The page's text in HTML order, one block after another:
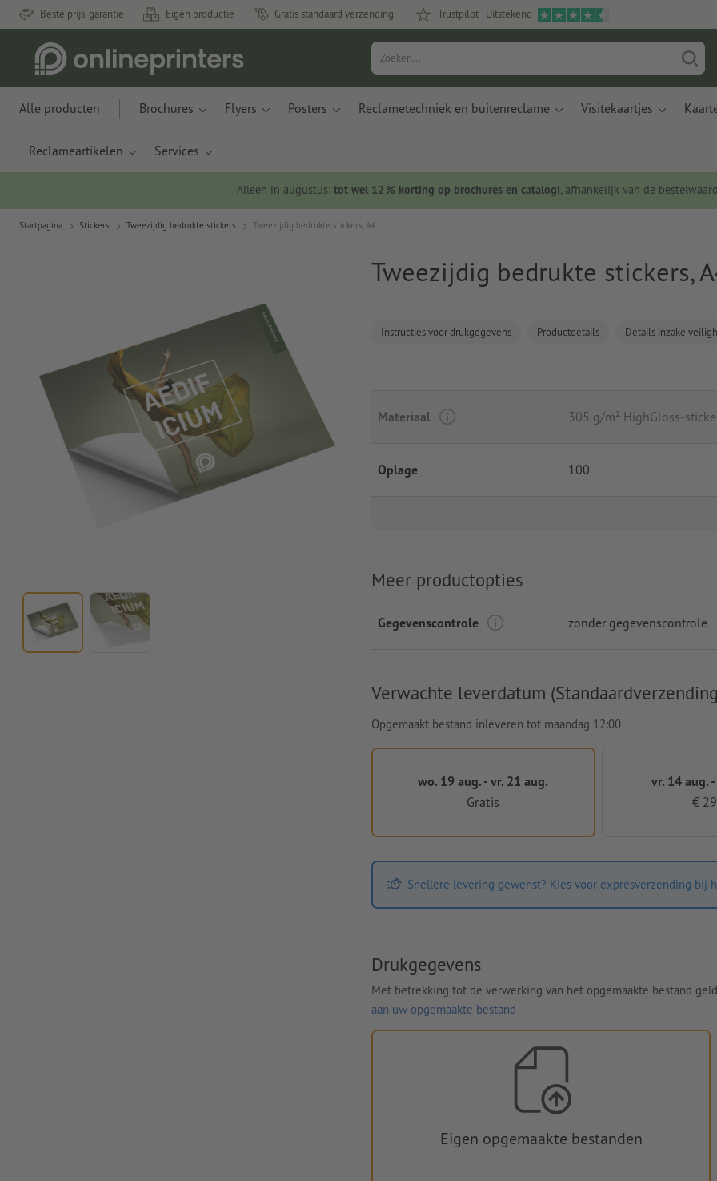
Beste prijs-garantie Eigen productie Gratis standaard verzending Trustpilot - Uitstekend
Alle producten Brochures Flyers Posters Reclametechniek en buitenreclame Visitekaartjes
Reclameartikelen Services
Alleen in augustus: tot wel 12 % korting op brochures en catalogi, afhankelijk van de
Startpagina Stickers Tweezijdig bedrukte stickers Tweezijdig bedrukte stickers, A4
Tweezijdig bedrukte stickers,
Instructies voor drukgegevens Productdetails Details inzake
Materiaal 305 g/m² HighGloss-
Oplage 100
Meer productopties
Gegevenscontrole zonder gegevenscontrole
Verwachte leverdatum
Opgemaakt bestand inleveren tot maandag 12:00
wo. 19 aug. - vr. 21 aug.
Gratis
vr. 14 aug.
€
Snellere levering gewenst? Kies voor expresverzending bij
Drukgegevens
Met betrekking tot de verwerking van het opgemaakte bestand
aan uw opgemaakte bestand
Eigen opgemaakte bestanden